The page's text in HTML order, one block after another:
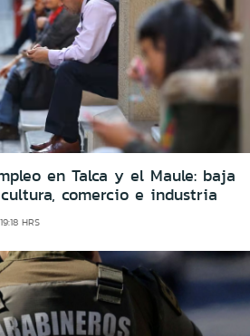
en Talca y el Maule: baja
comercio e industria
HRS